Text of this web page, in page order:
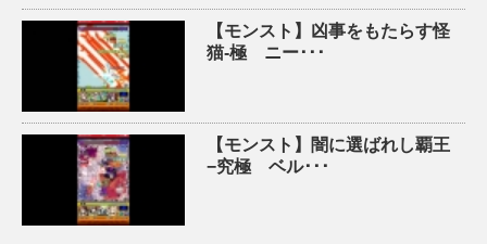
【モンスト】凶事をもたらす怪
猫-極 ニー･･･
【モンスト】闇に選ばれし覇王
−究極 ベル･･･